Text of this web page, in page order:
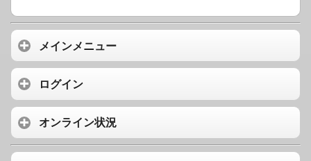
メインメニュー
ログイン
オンライン状況